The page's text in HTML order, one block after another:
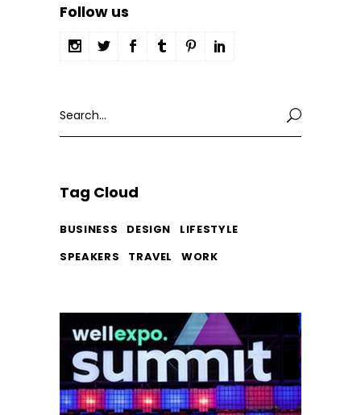
Follow us
for:
Tag Cloud
BUSINESS DESIGN
LIFESTYLE
SPEAKERS
TRAVEL WORK